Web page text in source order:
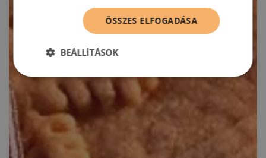
ÖSSZES ELFOGADÁSA
BEÁLLÍTÁSOK